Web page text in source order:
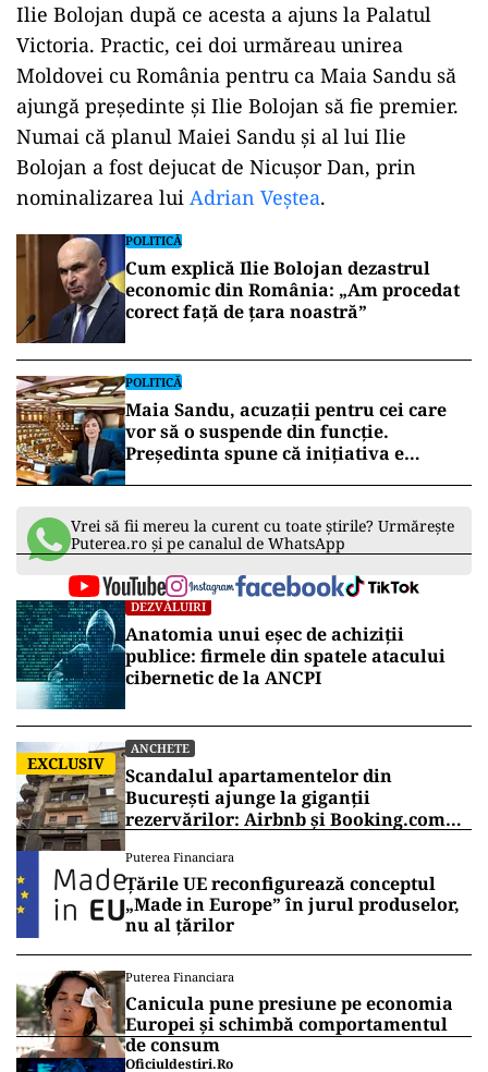
Ilie Bolojan după ce acesta a ajuns la Palatul
Victoria. Practic, cei doi urmăreau unirea
Moldovei cu România pentru ca Maia Sandu să
ajungă președinte și Ilie Bolojan să fie premier.
Numai că planul Maiei Sandu și al lui Ilie
Bolojan a fost dejucat de Nicușor Dan, prin
nominalizarea lui Adrian Veștea.
POLITICĂ
Cum explică Ilie Bolojan dezastrul
economic din România: „Am procedat
corect față de țara noastră”
POLITICĂ
Maia Sandu, acuzații pentru cei care
vor să o suspende din funcție.
Președinta spune că inițiativa e
Vrei să fii mereu la curent cu toate știrile? Urmărește
Puterea.ro și pe canalul de WhatsApp
DEZVĂLUIRI
Anatomia unui eșec de achiziții
publice: firmele din spatele atacului
cibernetic de la ANCPI
EXCLUSIV
ANCHETE
Scandalul apartamentelor din
București ajunge la giganții
rezervărilor: Airbnb și Booking.com
Puterea Financiara
Țările UE reconfigurează conceptul
„Made in Europe” în jurul produselor,
nu al țărilor
Puterea Financiara
Canicula pune presiune pe economia
Europei și schimbă comportamentul
de consum
Oficiuldestiri.ro